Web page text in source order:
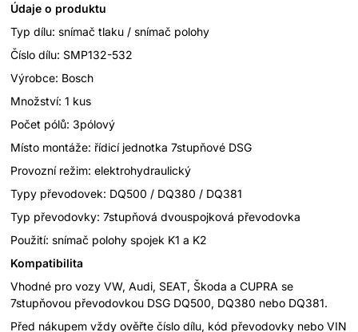
Údaje o produktu
Typ dílu: snímač tlaku / snímač polohy
Číslo dílu: SMP132-532
Výrobce: Bosch
Množství: 1 kus
Počet pólů: 3pólový
Místo montáže: řídicí jednotka 7stupňové DSG
Provozní režim: elektrohydraulický
Typy převodovek: DQ500 / DQ380 / DQ381
Typ převodovky: 7stupňová dvouspojková převodovka
Použití: snímač polohy spojek K1 a K2
Kompatibilita
Vhodné pro vozy VW, Audi, SEAT, Škoda a CUPRA se
7stupňovou převodovkou DSG DQ500, DQ380 nebo DQ381.
Před nákupem vždy ověřte číslo dílu, kód převodovky nebo VIN